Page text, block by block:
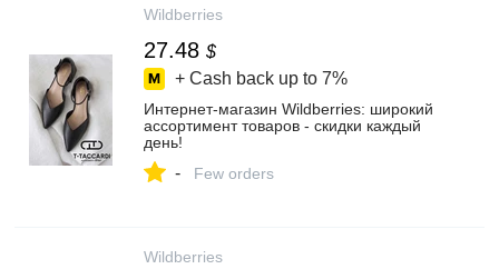
Wildberries
27.48 $
+ Cash back up to 7%
Интернет‑магазин Wildberries: широкий
ассортимент товаров - скидки каждый
день!
- Few orders
Wildberries